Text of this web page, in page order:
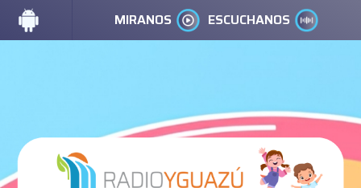
MIRANOS ESCUCHANOS